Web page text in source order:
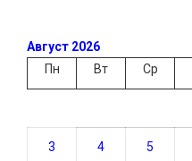
Август 2026
Пн
Вт Ср
3 4 5